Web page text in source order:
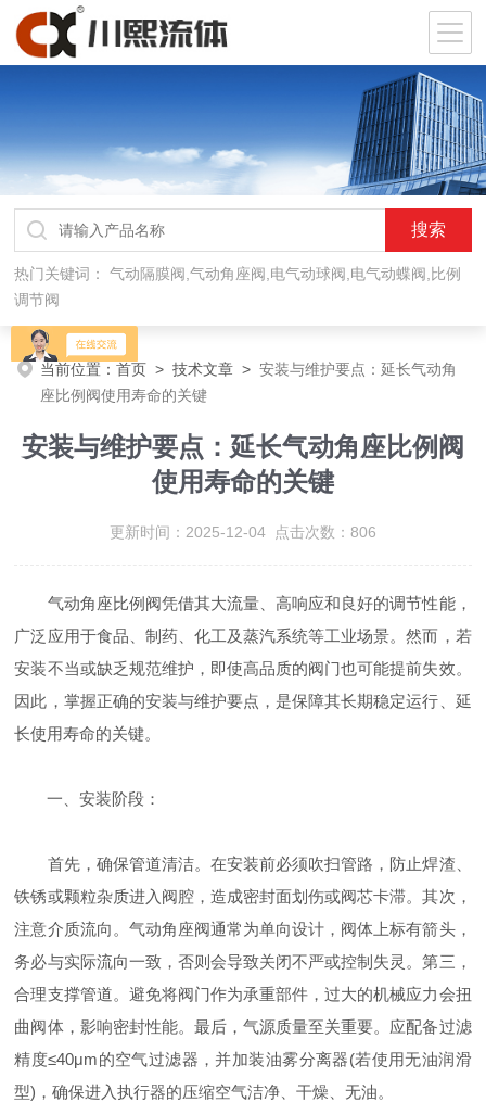
热门关键词：气动隔膜阀,气动角座阀,电气动球阀,电气动蝶阀,比例
调节阀
当前位置：首页 >技术文章 >安装与维护要点：延长气动角
座比例阀使用寿命的关键
安装与维护要点：延长气动角座比例阀
使用寿命的关键
更新时间：2025-12-04 点击次数：806
气动角座比例阀凭借其大流量、高响应和良好的调节性能，
广泛应用于食品、制药、化工及蒸汽系统等工业场景。然而，若
安装不当或缺乏规范维护，即使高品质的阀门也可能提前失效。
因此，掌握正确的安装与维护要点，是保障其长期稳定运行、延
长使用寿命的关键。
一、安装阶段：
首先，确保管道清洁。在安装前必须吹扫管路，防止焊渣、
铁锈或颗粒杂质进入阀腔，造成密封面划伤或阀芯卡滞。其次，
注意介质流向。气动角座阀通常为单向设计，阀体上标有箭头，
务必与实际流向一致，否则会导致关闭不严或控制失灵。第三，
合理支撑管道。避免将阀门作为承重部件，过大的机械应力会扭
曲阀体，影响密封性能。最后，气源质量至关重要。应配备过滤
精度≤40μm的空气过滤器，并加装油雾分离器(若使用无油润滑
型)，确保进入执行器的压缩空气洁净、干燥、无油。